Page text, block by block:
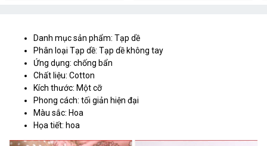
Danh mục sản phẩm: Tạp dề
Phân loại Tạp dề: Tạp dề không tay
Ứng dụng: chống bẩn
Chất liệu: Cotton
Kích thước: Một cỡ
Phong cách: tối giản hiện đại
Màu sắc: Hoa
Họa tiết: hoa